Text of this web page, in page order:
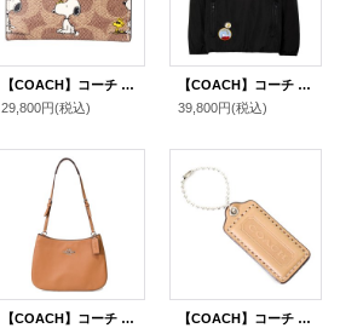
【COACH】コーチ スヌーピー カードケース ピーナッツ コラボ コーティングキャンバス レザー シグネチャー プリント スリム ID パスケース 定期入れ 名刺入れ タンマルチ（日本未発売）
29,800円(税込)
【COACH】コーチ ポリエステル ピーナッツ コラボ スヌーピー パッチ ワッペン パッカブル アウター ウインドブレーカー Ｓ（日本サイズM相当） ブラック（日本未発売）
39,800円(税込)
【COACH】コーチ スムースレザー ペネロペ ロゴ ショルダー ハンドバッグ ライトサドル(日本未発売）
【COACH】コーチ レザー ハングタグ ロゴ チャーム キーホルダー マルチ（日本未発売）